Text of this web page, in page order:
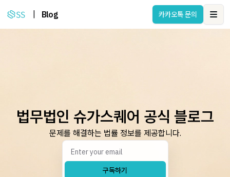
Blog 카카오톡 문의
법무법인 슈가스퀘어 공식 블로그
문제를 해결하는 법률 정보를 제공합니다.
구독하기